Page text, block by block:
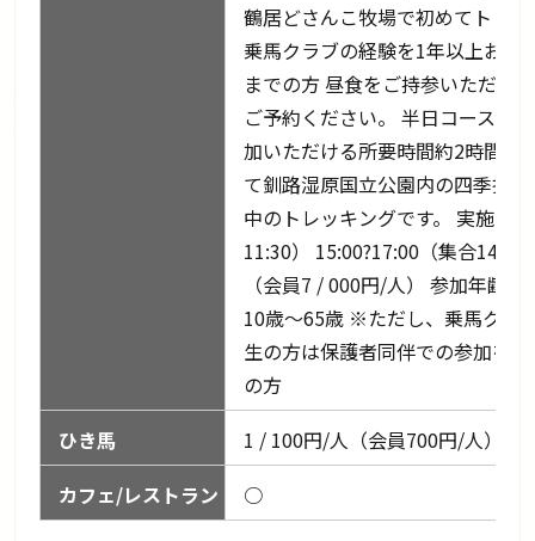
鶴居どさんこ牧場で初めてトレ
乗馬クラブの経験を1年以上お持
までの方 昼食をご持参いただく
ご予約ください。 半日コース（
加いただける所要時間約2時間の
て釧路湿原国立公園内の四季折
中のトレッキングです。 実施時
11:30） 15:00?17:00（集合
（会員7 / 000円/人） 参加年齢
10歳〜65歳 ※ただし、乗馬クラ
生の方は保護者同伴での参加を
の方
ひき馬
1 / 100円/人（会員700円/人）
カフェ/レストラン
○